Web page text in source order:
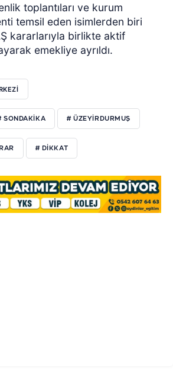
toplantıları ve kurum
temsil eden isimlerden biri
kararlarıyla birlikte aktif
emekliye ayrıldı.
SONDAKIKA # ÜZEYIRDURMUŞ
# DIKKAT